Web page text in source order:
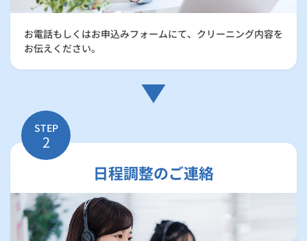
お電話もしくはお申込みフォームにて、クリーニング内容を
お伝えください。
STEP
2
日程調整のご連絡